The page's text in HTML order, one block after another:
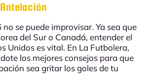
se puede improvisar. Ya sea que
del Suro Canadá, entender el
Unidoses vital. En La Futbolera,
los mejores consejos para que
sea gritar los goles de tu